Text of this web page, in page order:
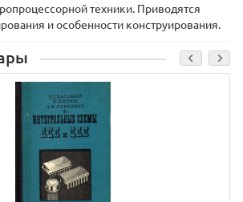
техники. Приводятся
и особенности конструирования.